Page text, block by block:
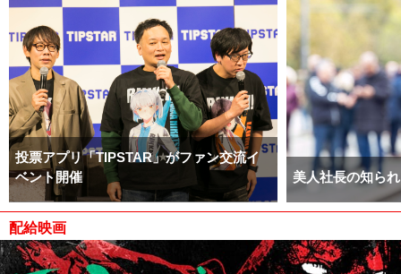
投票アプリ「TIPSTAR」がファン交流イ
ベント開催
美人社長の知ら
配給映画